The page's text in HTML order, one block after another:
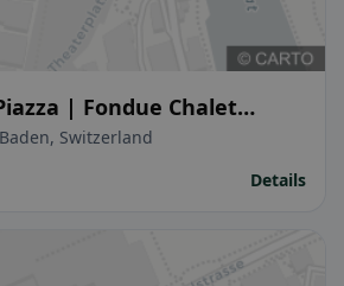
| Fondue Chalet
Switzerland
Details